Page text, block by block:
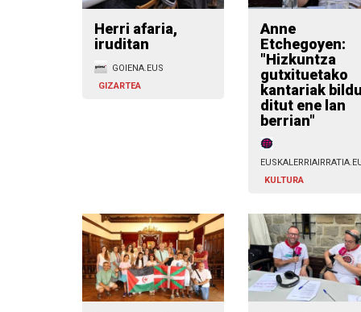
Herri afaria,
iruditan
GOIENA.EUS
GIZARTEA
Anne
Etchegoyen:
"Hizkuntza
gutxituetako
kantariak
ditut ene lan
berrian"
KULTURA